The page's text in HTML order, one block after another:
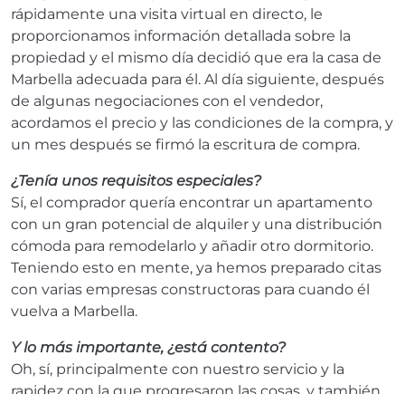
rápidamente una visita virtual en directo, le
proporcionamos información detallada sobre la
propiedad y el mismo día decidió que era la casa de
Marbella adecuada para él. Al día siguiente, después
de algunas negociaciones con el vendedor,
acordamos el precio y las condiciones de la compra, y
un mes después se firmó la escritura de compra.
¿Tenía unos requisitos especiales?
Sí, el comprador quería encontrar un apartamento
con un gran potencial de alquiler y una distribución
cómoda para remodelarlo y añadir otro dormitorio.
Teniendo esto en mente, ya hemos preparado citas
con varias empresas constructoras para cuando él
vuelva a Marbella.
Y lo más importante, ¿está contento?
Oh, sí, principalmente con nuestro servicio y la